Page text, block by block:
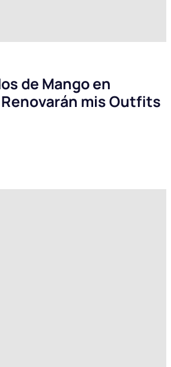
de Mango en
mis Outfits